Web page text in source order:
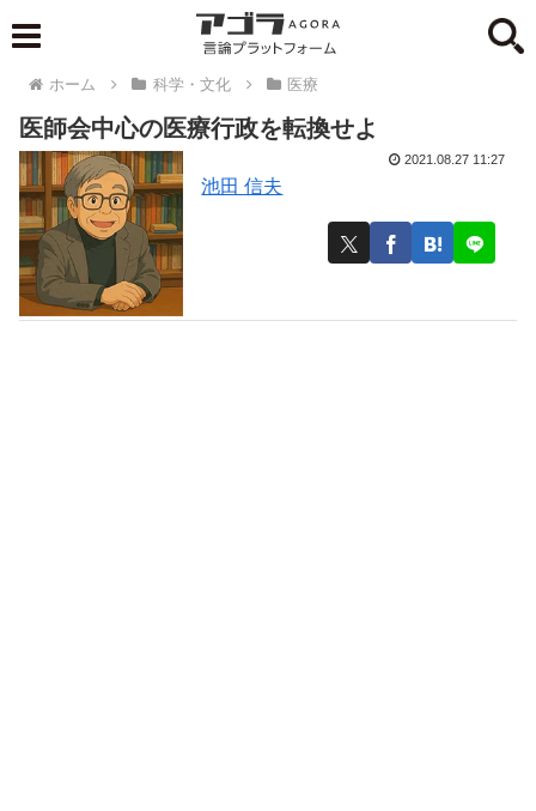
ホーム 科学・文化 医療
医師会中心の医療行政を転換せよ
池田 信夫
2021.08.27 11:27